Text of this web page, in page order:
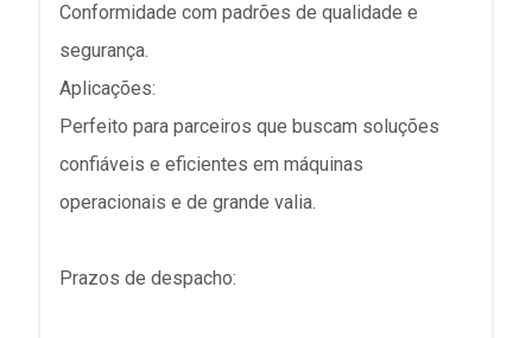
Conformidade com padrões de qualidade e
segurança.
Aplicações:
Perfeito para parceiros que buscam soluções
confiáveis e eficientes em máquinas
operacionais e de grande valia.
Prazos de despacho: